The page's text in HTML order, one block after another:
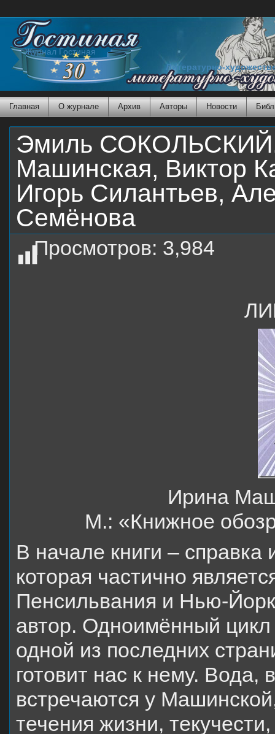
Журнал Гостиная
Литературно-
Главная О журнале Архив Авторы Новости
Эмиль СОКОЛЬСКИЙ.
Машинская, Виктор
Игорь Силантьев,
Семёнова
Просмотров: 3,984
Ирина
М.: «Книжное
В начале книги –
которая частично
Пенсильвания и Нью-
автор. Одноимённый
одной из последних
готовит нас к нему.
встречаются у
течения жизни,